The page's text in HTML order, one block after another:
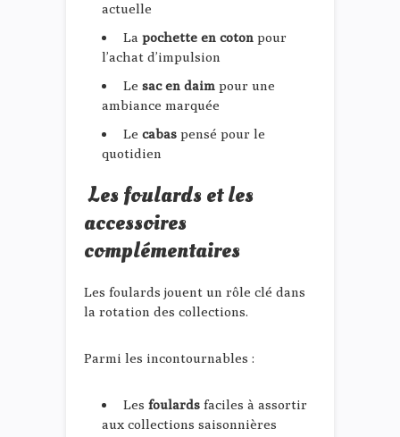
actuelle
La pochette en coton pour
l’achat d’impulsion
Le sac en daim pour une
ambiance marquée
Le cabas pensé pour le
quotidien
Les foulards et les
accessoires
complémentaires
Les foulards jouent un rôle clé dans
la rotation des collections.
Parmi les incontournables :
Les foulards faciles à assortir
aux collections saisonnières